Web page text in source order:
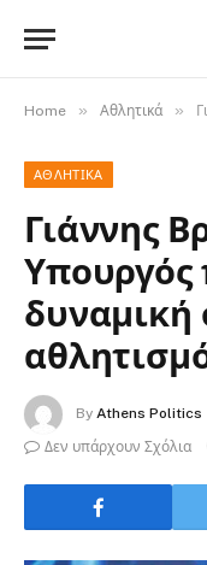
Home » Αθλητικά »
ΑΘΛΗΤΙΚΆ
Γιάννης
Υπουργός
δυναμική
By Athens Politics
Δεν υπάρχουν Σχόλια